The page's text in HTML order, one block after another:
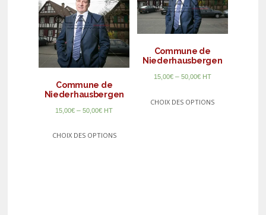
Commune de
Niederhausbergen
15,00€ –50,00€ HT
CHOIX DES OPTIONS
Commune de
Niederhausbergen
15,00€– 50,00€ HT
CHOIX DES OPTIONS